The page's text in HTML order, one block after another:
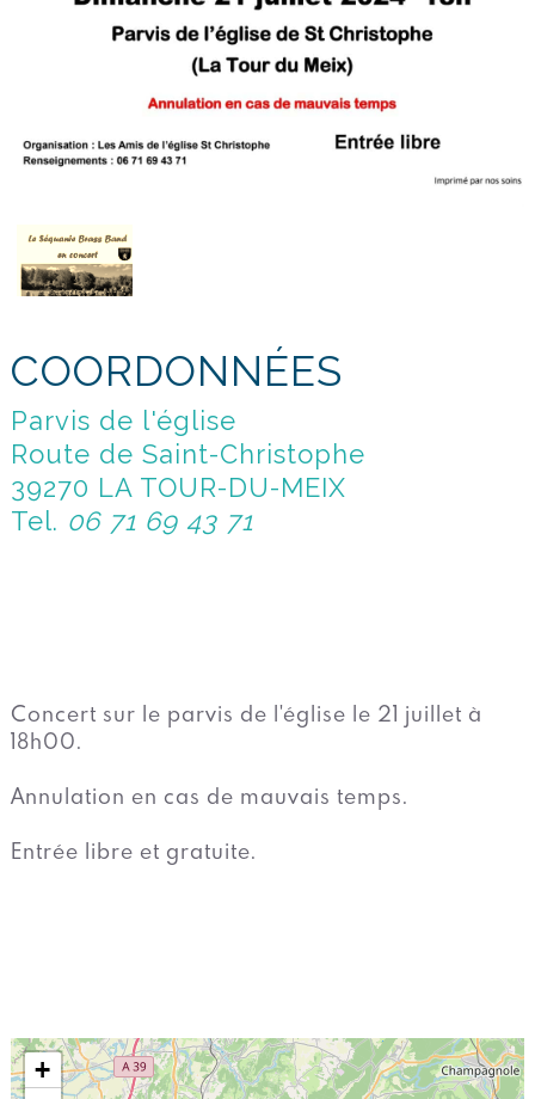
COORDONNÉES
Parvis de l'église
Route de Saint-Christophe
39270 LA TOUR-DU-MEIX
Tel. 06 71 69 43 71
Concert sur le parvis de l'église le 21 juillet à
18h00.
Annulation en cas de mauvais temps.
Entrée libre et gratuite.
+